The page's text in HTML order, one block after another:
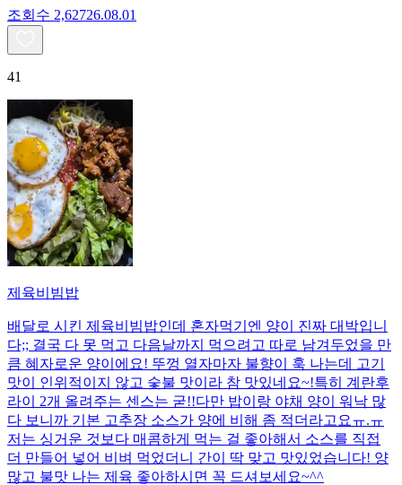
조회수 2,62726.08.01
41
제육비빔밥
배달로 시킨 제육비빔밥인데 혼자먹기엔 양이 진짜 대박입니
다;; 결국 다 못 먹고 다음날까지 먹으려고 따로 남겨두었을 만
큼 혜자로운 양이에요! 뚜껑 열자마자 불향이 훅 나는데 고기
맛이 인위적이지 않고 숯불 맛이라 참 맛있네요~!특히 계란후
라이 2개 올려주는 센스는 굳!! ​다만 밥이랑 야채 양이 워낙 많
다 보니까 기본 고추장 소스가 양에 비해 좀 적더라고요ㅠ.ㅠ
저는 싱거운 것보다 매콤하게 먹는 걸 좋아해서 소스를 직접
더 만들어 넣어 비벼 먹었더니 간이 딱 맞고 맛있었습니다! 양
많고 불맛 나는 제육 좋아하시면 꼭 드셔보세요~^^